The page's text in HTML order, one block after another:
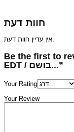
חוות דעת
אין עדיין חוות דעת.
Be the first to
EDT / בושם...”
Your Rating
Your Review